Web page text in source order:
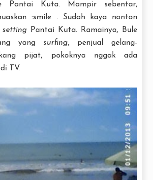
Pantai Kuta. Mampir sebentar,
:smile . Sudah kaya nonton
setting Pantai Kuta. Ramainya, Bule
yang surfing, penjual gelang-
pijat, pokoknya nggak ada
TV.